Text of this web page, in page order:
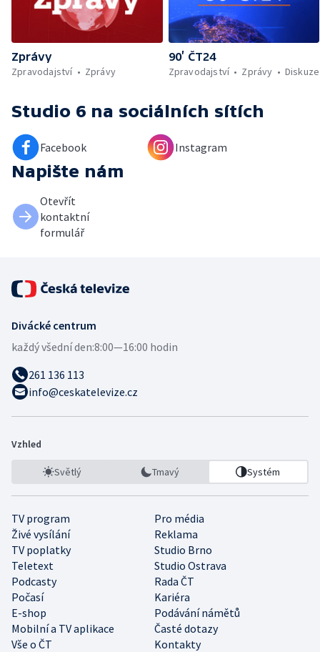
Zprávy
Zpravodajství
Zprávy
90’ ČT24
Zpravodajství
Zprávy Diskuze
Studio 6 na sociálních sítích
Facebook Instagram
Napište nám
Otevřít
kontaktní
formulář
Divácké centrum
každý všední den:8:00—16:00 hodin
261 136 113
info@ceskatelevize.cz
Vzhled
Světlý Tmavý Systém
TV program
Pro média
Živé vysílání
Reklama
TV poplatky
Studio Brno
Teletext
Studio Ostrava
Podcasty
Rada ČT
Počasí
Kariéra
E-shop
Podávání námětů
Mobilní a TV aplikace
Časté dotazy
Vše o ČT
Kontakty